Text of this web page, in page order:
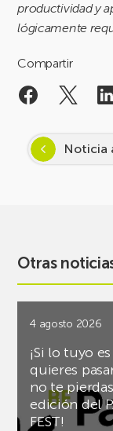
productividad y
lógicamente
Compartir
Noticia
Otras
4 agosto 2026
¡Si lo tuyo
quieres
no te
edición del
FEST!